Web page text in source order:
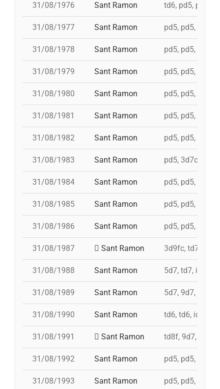
31/08/1976 Sant Ramon td6, pd5, pd5,
31/08/1977 Sant Ramon pd5, pd5, pd5,
31/08/1978 Sant Ramon pd5, pd5, pd5,
31/08/1979 Sant Ramon pd5, pd5, pd5,
31/08/1980 Sant Ramon pd5, pd5, pd5,
31/08/1981 Sant Ramon pd5, pd5, pd5,
31/08/1982 Sant Ramon pd5, pd5, pd5,
31/08/1983 Sant Ramon pd5, 3d7c,
31/08/1984 Sant Ramon pd5, pd5, pd5,
31/08/1985 Sant Ramon pd5, pd5, pd5,
31/08/1986 Sant Ramon pd5, pd5, pd5,
31/08/1987 Sant Ramon 3d9fc, td7, 4d8,
31/08/1988 Sant Ramon 5d7, td7, id
31/08/1989 Sant Ramon 5d7, 9d7, 4d8
31/08/1990 Sant Ramon td6, td6, id
31/08/1991 Sant Ramon td8f, 9d7, 5d7,
31/08/1992 Sant Ramon pd5, pd5, pd5,
31/08/1993 Sant Ramon pd5, pd5, pd5,